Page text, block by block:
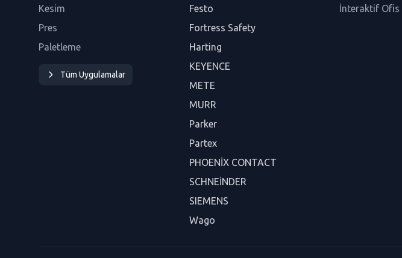
Kesim
Pres
Paletleme
Tüm Uygulamalar
Festo
Fortress Safety
Harting
KEYENCE
METE
MURR
Parker
Partex
PHOENİX CONTACT
SCHNEİNDER
SIEMENS
Wago
İnteraktif Ofis